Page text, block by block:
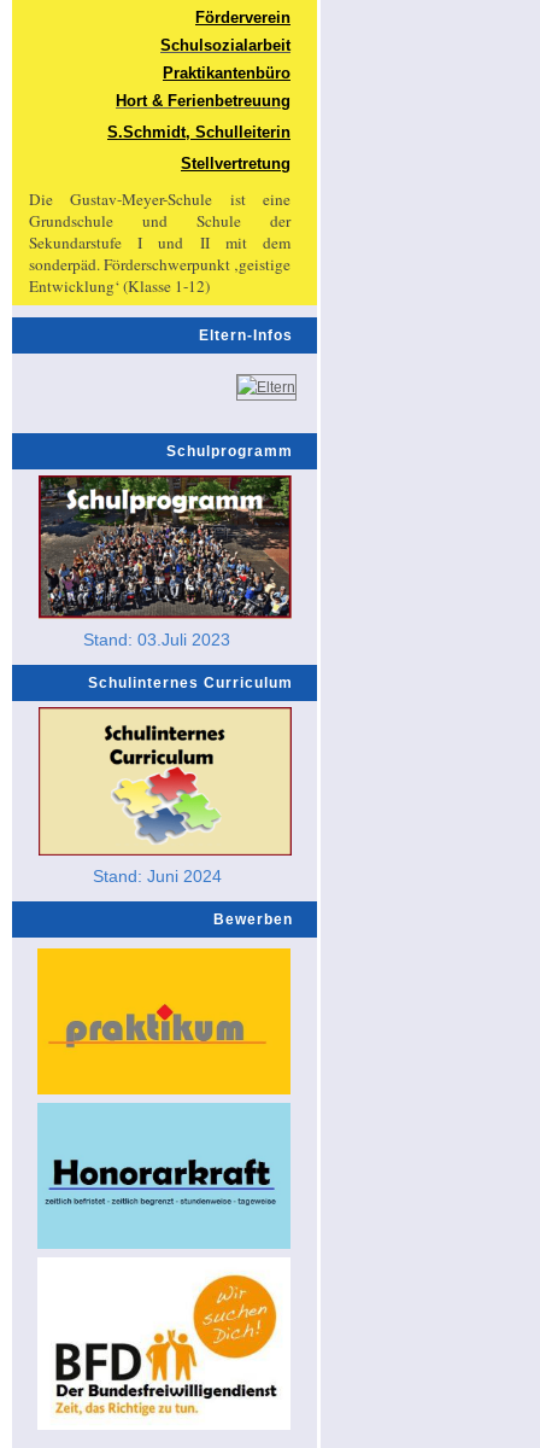
Förderverein
Schulsozialarbeit
Praktikantenbüro
Hort & Ferienbetreuung
S.Schmidt, Schulleiterin
Stellvertretung
Die Gustav-Meyer-Schule ist eine
Grundschule und Schule der
Sekundarstufe I und II mit dem
sonderpäd. Förderschwerpunkt ‚geistige
Entwicklung‘ (Klasse 1-12)
Eltern-Infos
Schulprogramm
Stand: 03.Juli 2023
Schulinternes Curriculum
Stand: Juni 2024
Bewerben